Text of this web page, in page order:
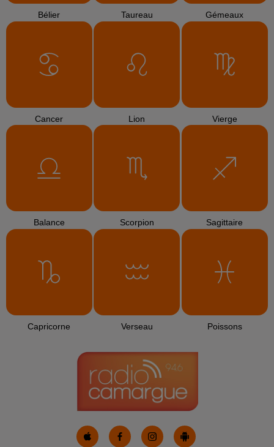
Bélier Taureau Gémeaux
Cancer Lion Vierge
Balance Scorpion Sagittaire
Capricorne Verseau Poissons